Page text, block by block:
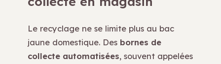
Le recyclage ne se limite plus au bac
jaune domestique. Des bornes de
collecte automatisées, souvent appelées